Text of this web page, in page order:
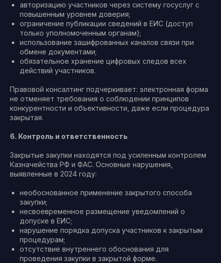
авторизацию участников через систему госуслуг с
повышенным уровнем доверия;
ограничение публикации сведений в ЕИС (доступ
только уполномоченным органам);
использование зашифрованных каналов связи при
обмене документами;
обязательное хранение цифровых следов всех
действий участников.
Правовой консалтинг подчеркивает: электронная форма
не отменяет требования о соблюдении принципов
конкурентности и объективности, даже если процедура
закрытая.
6. Контроль и ответственность
Закрытые закупки находятся под усиленным контролем
Казначейства РФ и ФАС. Основные нарушения,
выявленные в 2024 году:
необоснованное применение закрытого способа
закупки;
несвоевременное размещение уведомлений о
допуске в ЕИС;
нарушение порядка допуска участников к закрытым
процедурам;
отсутствие внутреннего обоснования для
проведения закупки в закрытой форме.